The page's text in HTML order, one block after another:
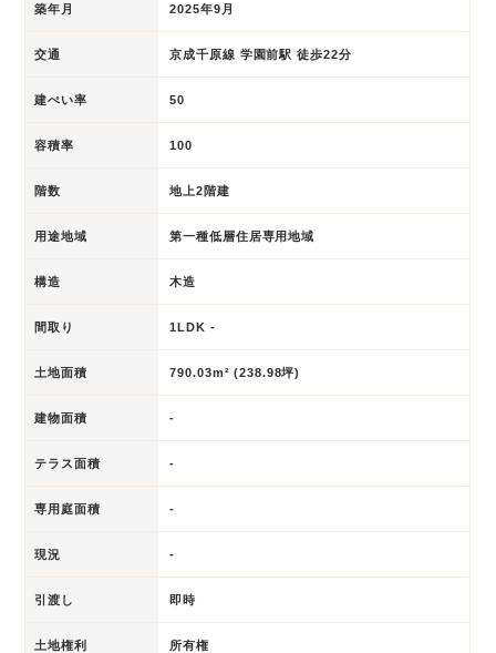
築年月 2025年9月
交通 京成千原線 学園前駅 徒歩22分
建ぺい率 50
容積率 100
階数 地上2階建
用途地域 第一種低層住居専用地域
構造 木造
間取り 1LDK -
土地面積 790.03m² (238.98坪)
建物面積 -
テラス面積 -
専用庭面積 -
現況 -
引渡し 即時
土地権利 所有権